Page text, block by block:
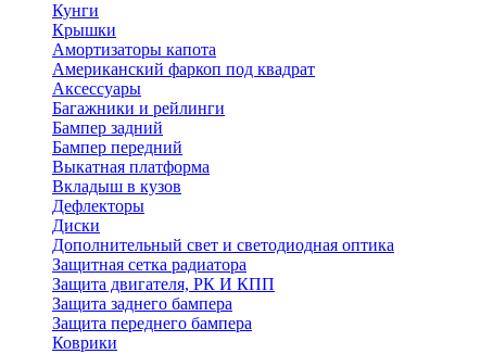
Кунги
Крышки
Амортизаторы капота
Американский фаркоп под квадрат
Аксессуары
Багажники и рейлинги
Бампер задний
Бампер передний
Выкатная платформа
Вкладыш в кузов
Дефлекторы
Диски
Дополнительный свет и светодиодная оптика
Защитная сетка радиатора
Защита двигателя, РК И КПП
Защита заднего бампера
Защита переднего бампера
Коврики